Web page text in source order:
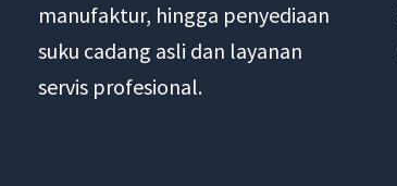
manufaktur, hingga penyediaan
suku cadang asli dan layanan
servis profesional.